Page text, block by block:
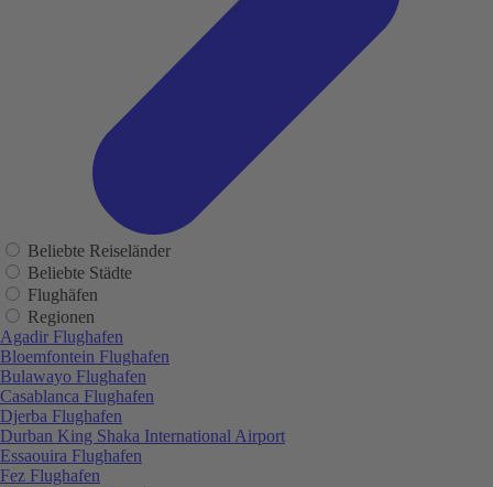
Beliebte Reiseländer
Beliebte Städte
Flughäfen
Regionen
Agadir Flughafen
Bloemfontein Flughafen
Bulawayo Flughafen
Casablanca Flughafen
Djerba Flughafen
Durban King Shaka International Airport
Essaouira Flughafen
Fez Flughafen